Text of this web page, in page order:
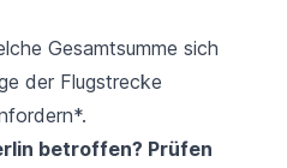
Gesamtsumme sich
der Flugstrecke
betroffen? Prüfen